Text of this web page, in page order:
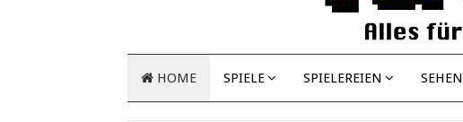
HOME SPIELE SPIELEREIEN SEHEN